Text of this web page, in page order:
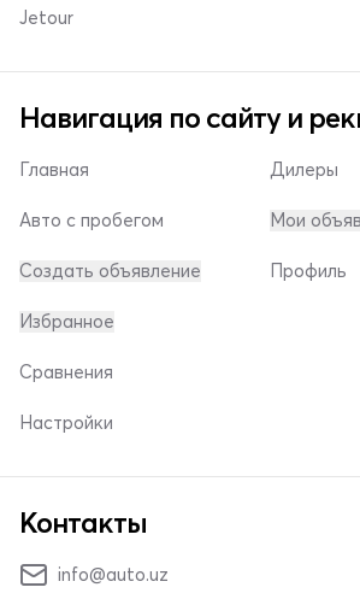
Jetour
Навигация по сайту и
Главная
Авто с пробегом
Создать объявление
Дилеры
Мои
Профиль
Избранное
Сравнения
Настройки
Контакты
info@auto.uz